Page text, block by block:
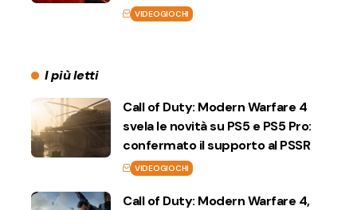
VIDEOGIOCHI
I più letti
Call of Duty: Modern Warfare 4
svela le novità su PS5 e PS5 Pro:
confermato il supporto al PSSR
VIDEOGIOCHI
Call of Duty: Modern Warfare 4,